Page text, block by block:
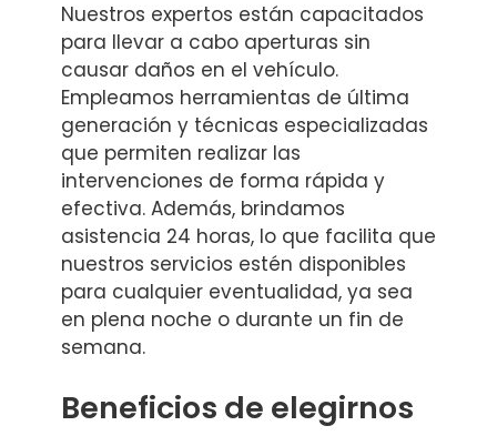
Nuestros expertos están capacitados
para llevar a cabo aperturas sin
causar daños en el vehículo.
Empleamos herramientas de última
generación y técnicas especializadas
que permiten realizar las
intervenciones de forma rápida y
efectiva. Además, brindamos
asistencia 24 horas, lo que facilita que
nuestros servicios estén disponibles
para cualquier eventualidad, ya sea
en plena noche o durante un fin de
semana.
Beneficios de elegirnos